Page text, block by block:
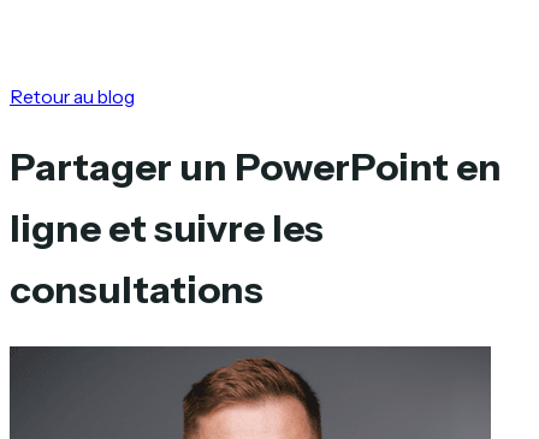
Retour au blog
Partager un PowerPoint en
ligne et suivre les
consultations